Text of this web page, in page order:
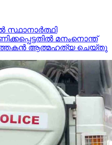
സ്ഥാനാര്‍ത്ഥി
മനംനൊന്ത്
ആത്മഹത്യ ചെയ്തു